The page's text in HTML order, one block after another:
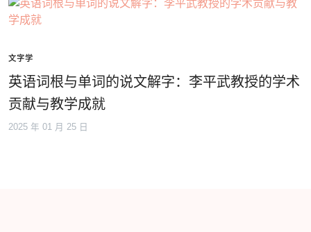
文字学
英语词根与单词的说文解字：李平武教授的学术
贡献与教学成就
2025 年 01 月 25 日